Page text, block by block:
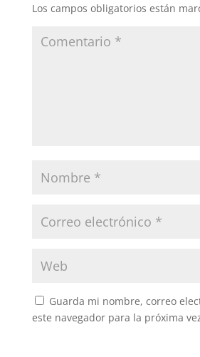
Los campos obligatorios están
Guarda mi nombre, correo
este navegador para la próxima